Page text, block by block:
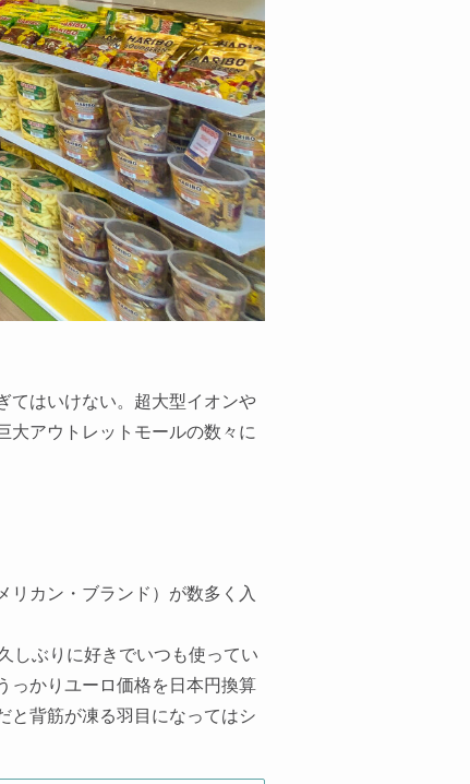
てはいけない。超大型イオンや
大アウトレットモールの数々に
リカン・ブランド）が数多く入
しぶりに好きでいつも使ってい
っかりユーロ価格を日本円換算
と背筋が凍る羽目になってはシ